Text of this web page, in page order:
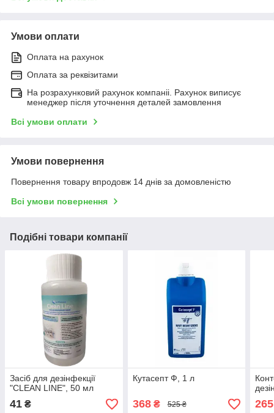
Умови оплати
Оплата на рахунок
Оплата за реквізитами
На розрахунковий рахунок компаніі. Рахунок виписує
менеджер після уточнення деталей замовлення
Всі умови оплати
Умови повернення
Повернення товару впродовж 14 днів за домовленістю
Всі умови повернення
Подібні товари компанії
Засіб для дезінфекції
"CLEAN LINE", 50 мл
41 ₴
Кутасепт Ф, 1 л
368₴ 525 ₴ 265